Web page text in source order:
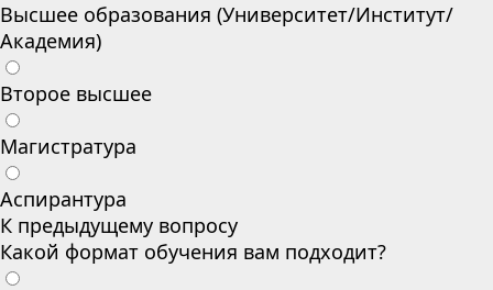
Высшее образования (Университет/Институт/
Академия)
Второе высшее
Магистратура
Аспирантура
К предыдущему вопросу
Какой формат обучения вам подходит?